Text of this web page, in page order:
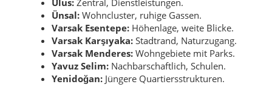
Ünsal: Wohncluster, ruhige Gassen.
Varsak Esentepe: Höhenlage, weite Blicke.
Varsak Karşıyaka: Stadtrand, Naturzugang.
Varsak Menderes: Wohngebiete mit Parks.
Yavuz Selim: Nachbarschaftlich, Schulen.
Yenidoğan: Jüngere Quartiersstrukturen.